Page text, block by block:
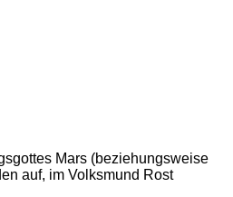
Mars (beziehungsweise
auf, im Volksmund Rost